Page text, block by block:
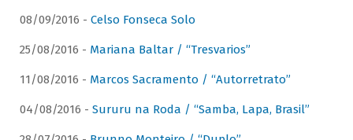
08/09/2016 - Celso Fonseca Solo
25/08/2016 - Mariana Baltar / “Tresvarios”
11/08/2016 - Marcos Sacramento / “Autorretrato”
04/08/2016 - Sururu na Roda / “Samba, Lapa, Brasil”